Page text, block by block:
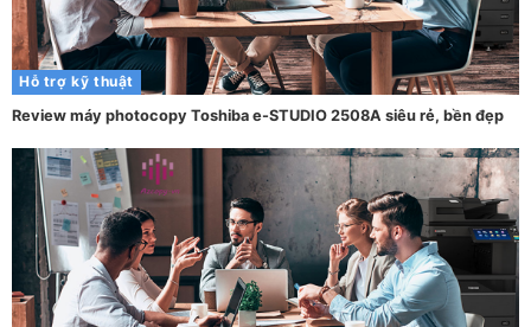
Hỗ trợ kỹ thuật
Review máy photocopy Toshiba e-STUDIO 2508A siêu rẻ, bền đẹp